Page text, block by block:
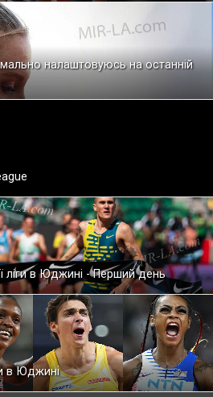
налаштовуюсь на останній
ліги в Юджині - Перший день
в Юджині